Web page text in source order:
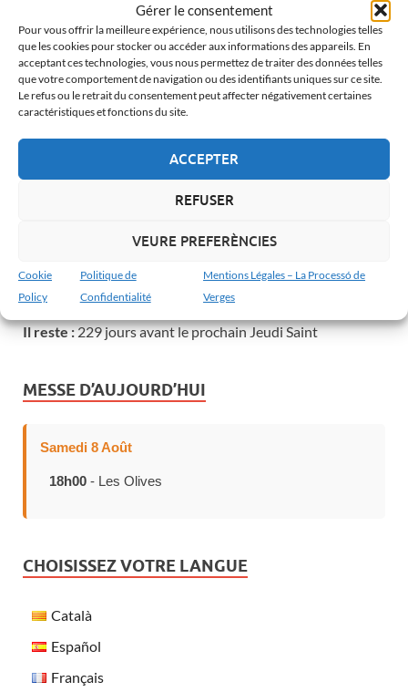
Gérer le consentement
Pour vous offrir la meilleure expérience, nous utilisons des technologies telles
que les cookies pour stocker ou accéder aux informations des appareils. En
acceptant ces technologies, vous nous permettez de traiter des données telles
que votre comportement de navigation ou des identifiants uniques sur ce site.
Le refus ou le retrait du consentement peut affecter négativement certaines
caractéristiques et fonctions du site.
ACCEPTER
REFUSER
VEURE PREFERÈNCIES
Cookie
Policy
Politique de
Confidentialité
Mentions Légales – La Processó de
Verges
Jardin Gethsémani Verges : Prière et
baiser de Judas
22 de avril de 2026 - by Albert Barnosell
La scène du Jardin de Gethsémani à Verges est le pont
Il reste :229 jours avant le prochain Jeudi Saint
MESSE D’AUJOURD’HUI
Samedi 8 Août
18h00 - Les Olives
CHOISISSEZ VOTRE LANGUE
Català
Español
Français